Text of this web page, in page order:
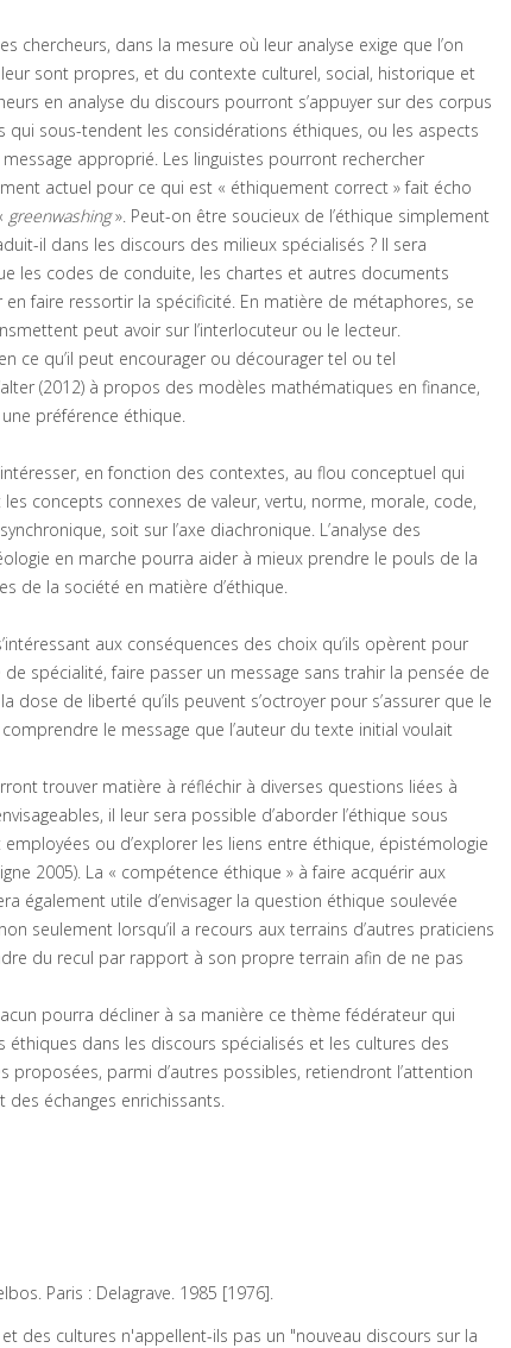
chercheurs, dans la mesure où leur analyse exige que l’on
sont propres, et du contexte culturel, social, historique et
en analyse du discours pourront s’appuyer sur des corpus
sous-tendent les considérations éthiques, ou les aspects
approprié. Les linguistes pourront rechercher
actuel pour ce qui est « éthiquement correct » fait écho
greenwashing». Peut-on être soucieux de l’éthique simplement
il dans les discours des milieux spécialisés ? Il sera
les codes de conduite, les chartes et autres documents
faire ressortir la spécificité. En matière de métaphores, se
peut avoir sur l’interlocuteur ou le lecteur.
ce qu’il peut encourager ou décourager tel ou tel
(2012) à propos des modèles mathématiques en finance,
préférence éthique.
en fonction des contextes, au flou conceptuel qui
concepts connexes de valeur, vertu, norme, morale, code,
soit sur l’axe diachronique. L’analyse des
en marche pourra aider à mieux prendre le pouls de la
de la société en matière d’éthique.
aux conséquences des choix qu’ils opèrent pour
spécialité, faire passer un message sans trahir la pensée de
de liberté qu’ils peuvent s’octroyer pour s’assurer que le
le message que l’auteur du texte initial voulait
trouver matière à réfléchir à diverses questions liées à
il leur sera possible d’aborder l’éthique sous
ou d’explorer les liens entre éthique, épistémologie
2005). La « compétence éthique » à faire acquérir aux
également utile d’envisager la question éthique soulevée
seulement lorsqu’il a recours aux terrains d’autres praticiens
du recul par rapport à son propre terrain afin de ne pas
pourra décliner à sa manière ce thème fédérateur qui
dans les discours spécialisés et les cultures des
parmi d’autres possibles, retiendront l’attention
échanges enrichissants.
Paris : Delagrave. 1985 [1976].
des cultures n'appellent-ils pas un "nouveau discours sur la